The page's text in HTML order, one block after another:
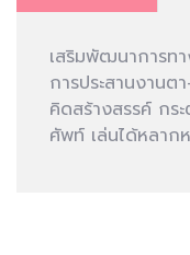
เสริมพัฒนาการ
การประสานงานต
คิดสร้างสรรค์ กร
ศัพท์ เล่นได้หลาก